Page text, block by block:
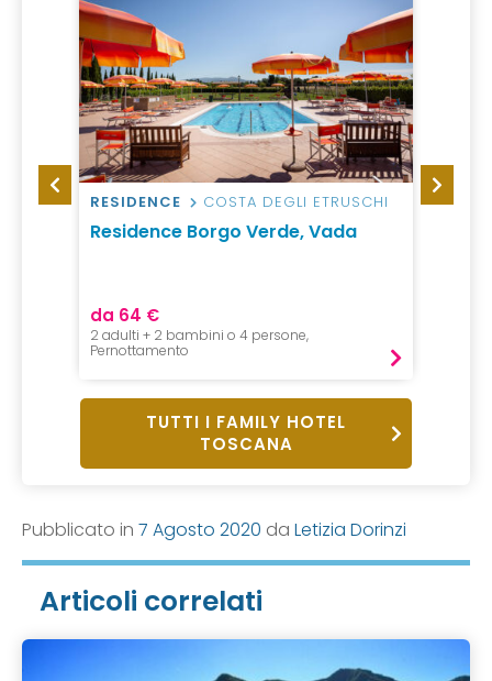
RESIDENCE COSTA DEGLI ETRUSCHI
Residence Borgo Verde, Vada
da 64 €
2 adulti + 2 bambini o 4 persone,
Pernottamento
TUTTI I FAMILY HOTEL
TOSCANA
Pubblicato in 7 Agosto 2020 da Letizia Dorinzi
Articoli correlati